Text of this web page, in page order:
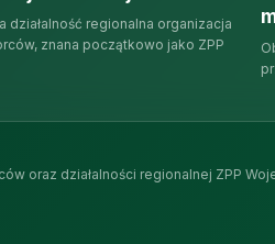
działalność regionalna organizacja
znana początkowo jako ZPP
oraz działalności regionalnej ZPP